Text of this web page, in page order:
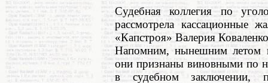
Судебная коллегия по
рассмотрела кассационные
«Капстроя» Валерия
Напомним, нынешним летом
они признаны виновными по
в судебном заключении,